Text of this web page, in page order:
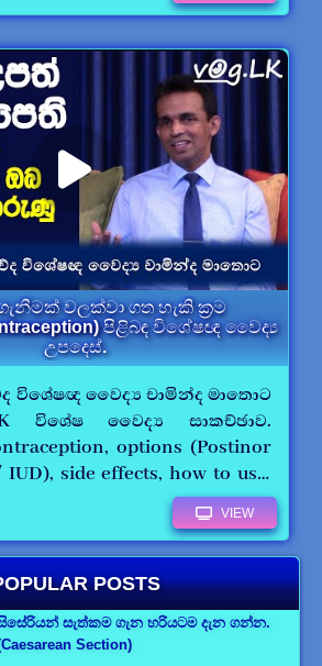
වලක්වා ගත හැකි ක්‍රම
පිළිබඳ විශේෂඥ වෛද්‍ය
උපදෙස්.
විශේෂඥ වෛද්‍ය චාමින්ද මාතොට
විශේෂ වෛද්‍ය සාකච්ඡාව.
options (Postinor
side effects, how to use.
VIEW
POSTS
සැත්කම ගැන හරියටම දැන ගන්න.
Section)